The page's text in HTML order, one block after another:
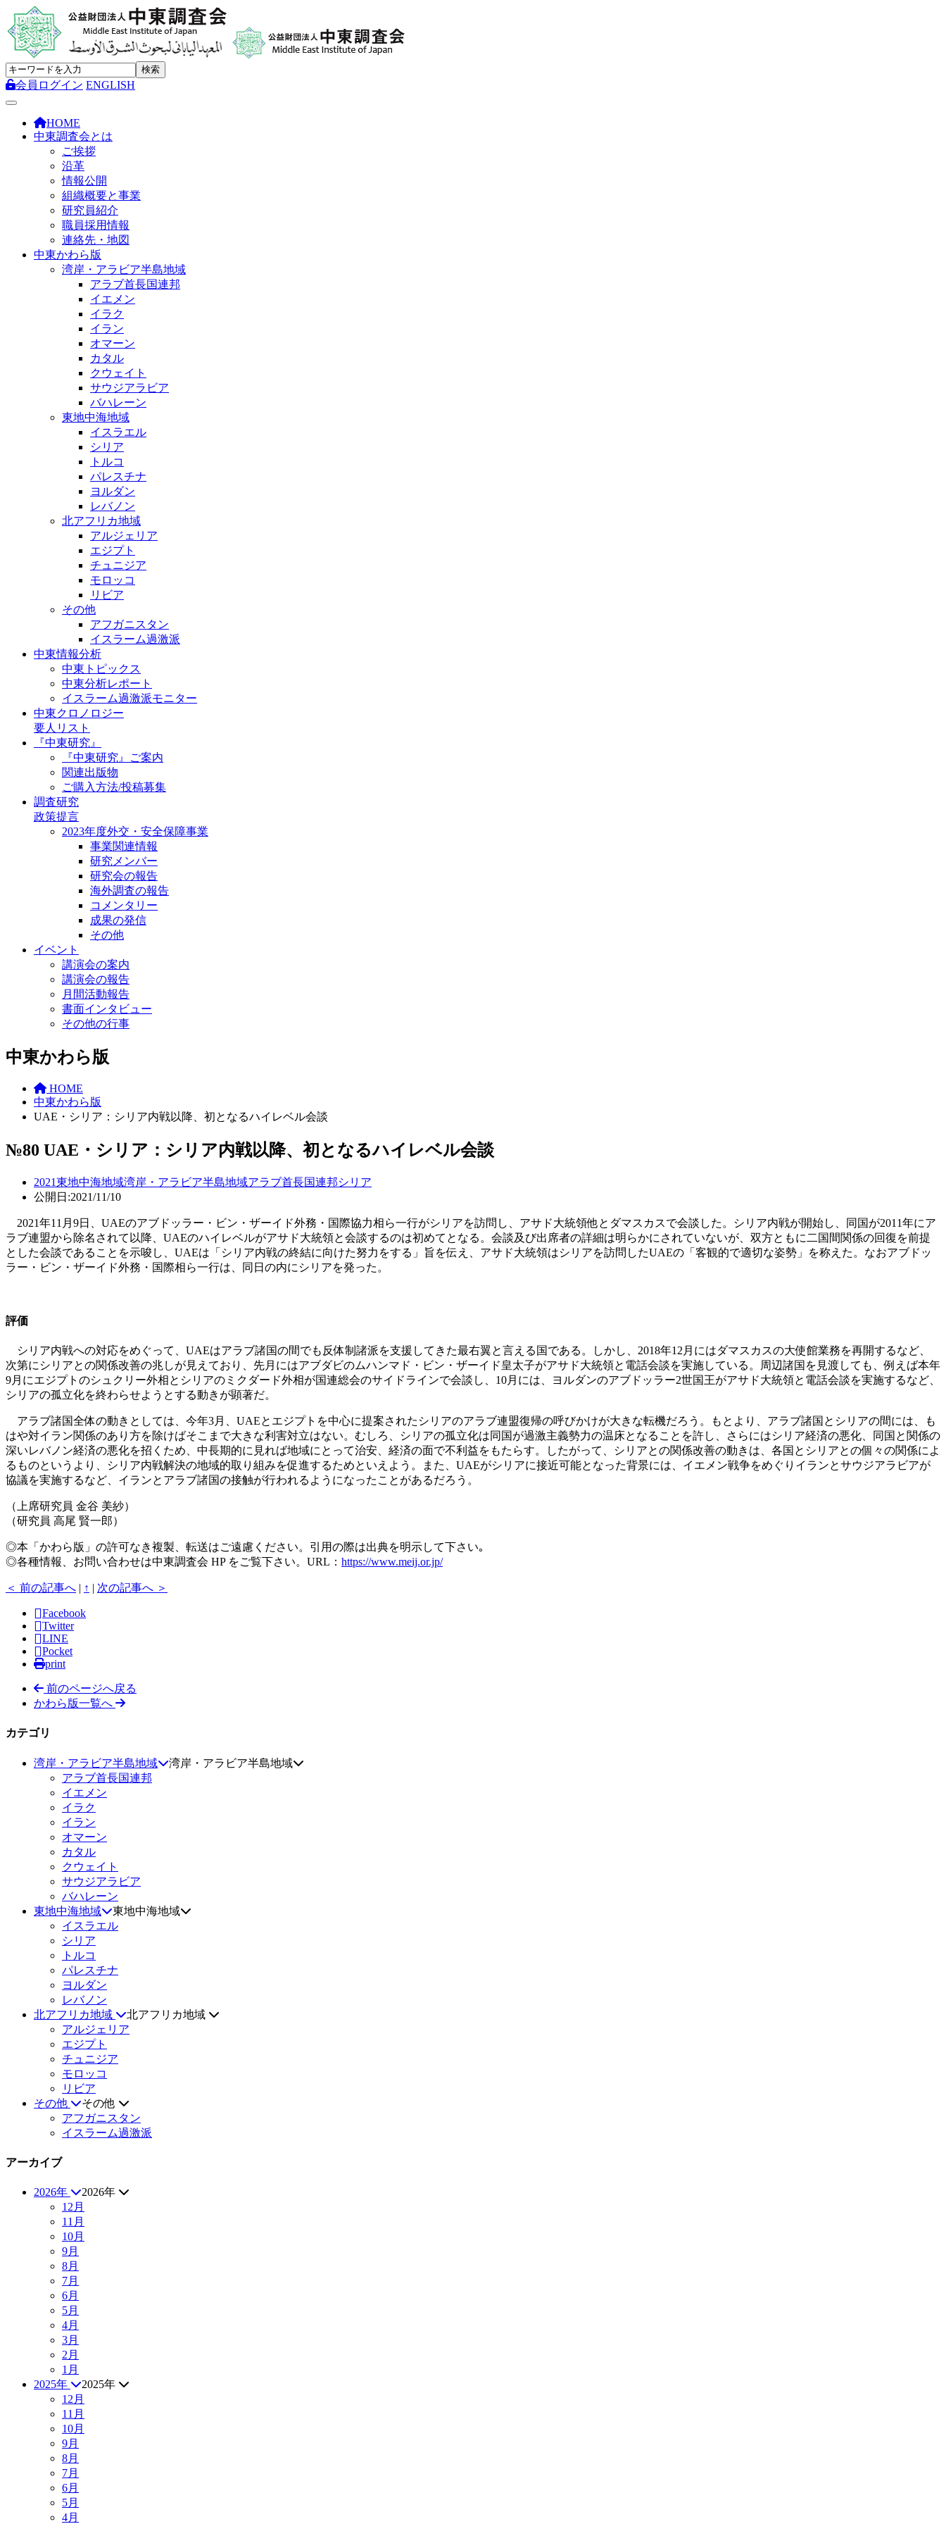
会員ログイン ENGLISH
Toggle navigation
HOME
中東調査会とは
ご挨拶
沿革
情報公開
組織概要と事業
研究員紹介
職員採用情報
連絡先・地図
中東かわら版
湾岸・アラビア半島地域
アラブ首長国連邦
イエメン
イラク
イラン
オマーン
カタル
クウェイト
サウジアラビア
バハレーン
東地中海地域
イスラエル
シリア
トルコ
パレスチナ
ヨルダン
レバノン
北アフリカ地域
アルジェリア
エジプト
チュニジア
モロッコ
リビア
その他
アフガニスタン
イスラーム過激派
中東情報分析
中東トピックス
中東分析レポート
イスラーム過激派モニター
中東クロノロジー
要人リスト
『中東研究』
『中東研究』ご案内
関連出版物
ご購入方法/投稿募集
調査研究
政策提言
2023年度外交・安全保障事業
事業関連情報
研究メンバー
研究会の報告
海外調査の報告
コメンタリー
成果の発信
その他
イベント
講演会の案内
講演会の報告
月間活動報告
書面インタビュー
その他の行事
中東かわら版
HOME
中東かわら版
UAE・シリア：シリア内戦以降、初となるハイレベル会談
№80 UAE・シリア：シリア内戦以降、初となるハイレベル会談
2021東地中海地域湾岸・アラビア半島地域アラブ首長国連邦シリア
公開日:2021/11/10
2021年11月9日、UAEのアブドッラー・ビン・ザーイド外務・国際協力相ら一行がシリアを訪問し、アサド大統領他とダマスカスで会談した。シリア内戦が開始し、同国が2011年にア
ラブ連盟から除名されて以降、UAEのハイレベルがアサド大統領と会談するのは初めてとなる。会談及び出席者の詳細は明らかにされていないが、双方ともに二国間関係の回復を前提
とした会談であることを示唆し、UAEは「シリア内戦の終結に向けた努力をする」旨を伝え、アサド大統領はシリアを訪問したUAEの「客観的で適切な姿勢」を称えた。なおアブドッ
ラー・ビン・ザーイド外務・国際相ら一行は、同日の内にシリアを発った。
評価
シリア内戦への対応をめぐって、UAEはアラブ諸国の間でも反体制諸派を支援してきた最右翼と言える国である。しかし、2018年12月にはダマスカスの大使館業務を再開するなど、
次第にシリアとの関係改善の兆しが見えており、先月にはアブダビのムハンマド・ビン・ザーイド皇太子がアサド大統領と電話会談を実施している。周辺諸国を見渡しても、例えば本年
9月にエジプトのシュクリー外相とシリアのミクダード外相が国連総会のサイドラインで会談し、10月には、ヨルダンのアブドッラー2世国王がアサド大統領と電話会談を実施するなど、
シリアの孤立化を終わらせようとする動きが顕著だ。
アラブ諸国全体の動きとしては、今年3月、UAEとエジプトを中心に提案されたシリアのアラブ連盟復帰の呼びかけが大きな転機だろう。もとより、アラブ諸国とシリアの間には、も
はや対イラン関係のあり方を除けばそこまで大きな利害対立はない。むしろ、シリアの孤立化は同国が過激主義勢力の温床となることを許し、さらにはシリア経済の悪化、同国と関係の
深いレバノン経済の悪化を招くため、中長期的に見れば地域にとって治安、経済の面で不利益をもたらす。したがって、シリアとの関係改善の動きは、各国とシリアとの個々の関係によ
るものというより、シリア内戦解決の地域的取り組みを促進するためといえよう。また、UAEがシリアに接近可能となった背景には、イエメン戦争をめぐりイランとサウジアラビアが
協議を実施するなど、イランとアラブ諸国の接触が行われるようになったことがあるだろう。
（上席研究員 金谷 美紗）
（研究員 高尾 賢一郎）
◎本「かわら版」の許可なき複製、転送はご遠慮ください。引用の際は出典を明示して下さい｡
◎各種情報、お問い合わせは中東調査会 HP をご覧下さい。URL： https://www.meij.or.jp/
＜ 前の記事へ | ↑ | 次の記事へ ＞
Facebook
Twitter
LINE
Pocket
print
前のページへ戻る
かわら版一覧へ
カテゴリ
湾岸・アラビア半島地域
湾岸・アラビア半島地域
アラブ首長国連邦
イエメン
イラク
イラン
オマーン
カタル
クウェイト
サウジアラビア
バハレーン
東地中海地域
東地中海地域
イスラエル
シリア
トルコ
パレスチナ
ヨルダン
レバノン
北アフリカ地域
北アフリカ地域
アルジェリア
エジプト
チュニジア
モロッコ
リビア
その他
その他
アフガニスタン
イスラーム過激派
アーカイブ
2026年
2026年
12月
11月
10月
9月
8月
7月
6月
5月
4月
3月
2月
1月
2025年
2025年
12月
11月
10月
9月
8月
7月
6月
5月
4月